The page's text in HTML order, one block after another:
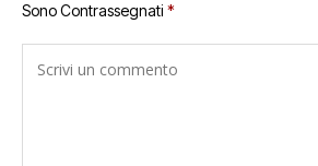
Sono Contrassegnati *